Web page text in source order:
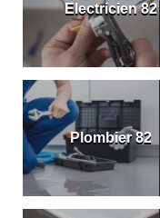
Electricien 82
Plombier 82